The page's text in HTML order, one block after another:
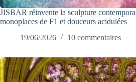
JISBAR réinvente la sculpture
monoplaces de F1 et douceurs acidulées
19/06/2026
10 commentaires